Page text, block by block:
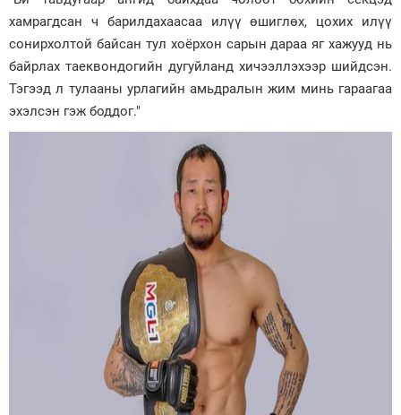
хамрагдсан ч барилдахаасаа илүү өшиглөх, цохих илүү
сонирхолтой байсан тул хоёрхон сарын дараа яг хажууд нь
байрлах таеквондогийн дугуйланд хичээллэхээр шийдсэн.
Тэгээд л тулааны урлагийн амьдралын жим минь гараагаа
эхэлсэн гэж боддог."